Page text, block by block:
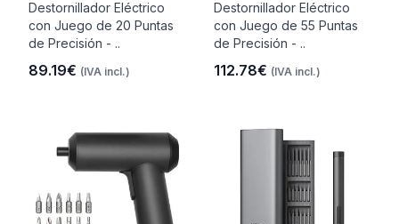
Destornillador Eléctrico
con Juego de 20 Puntas
de Precisión - ..
89.19€ (IVA incl.)
Destornillador Eléctrico
con Juego de 55 Puntas
de Precisión - ..
112.78€ (IVA incl.)